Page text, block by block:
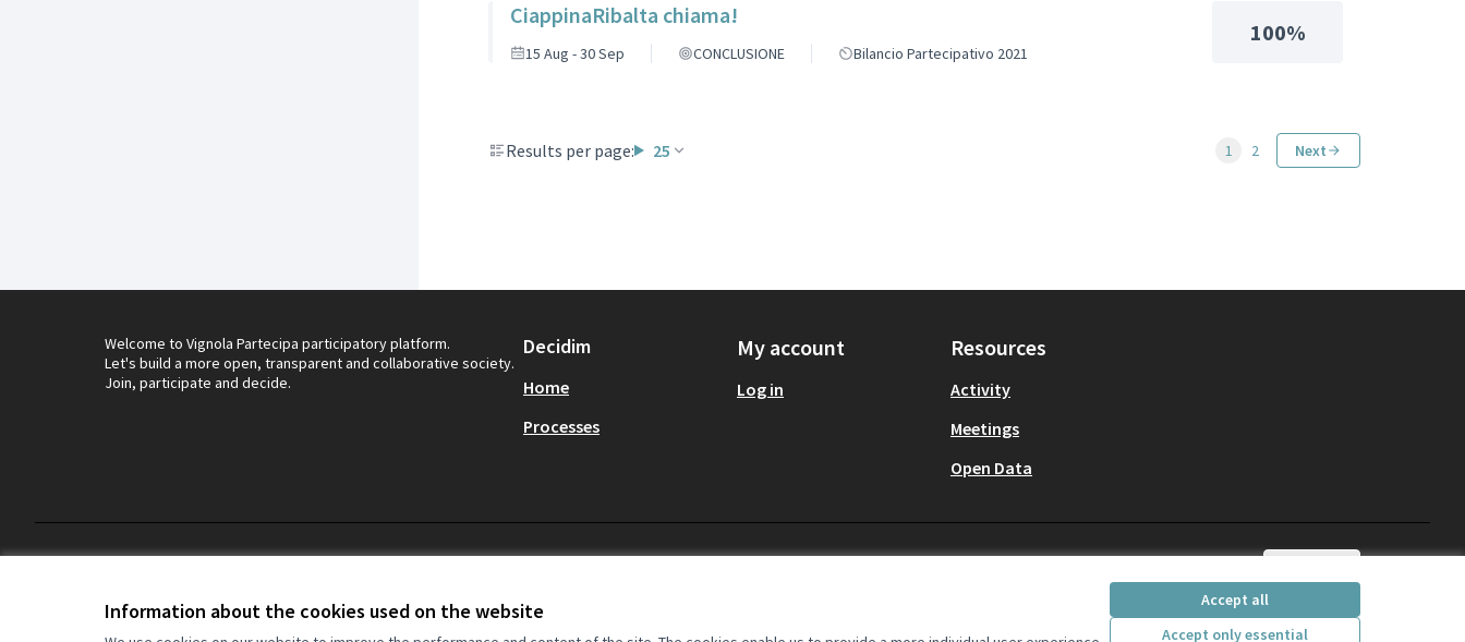
Information about the cookies used on the website
Accept all
Accept only essential
CiappinaRibalta chiama!
15 Aug - 30 Sep CONCLUSIONE Bilancio Partecipativo 2021
100%
Results per page: 25 1 2 Next
Welcome to Vignola Partecipa participatory platform.
Let's build a more open, transparent and collaborative society.
Join, participate and decide.
Decidim
Home
Processes
My account
Log in
Resources
Activity
Meetings
Open Data